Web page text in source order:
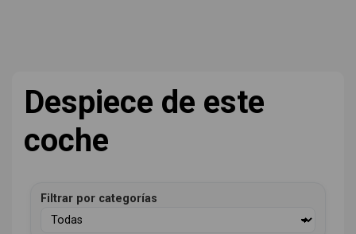
Despiece de este
coche
Filtrar por categorías